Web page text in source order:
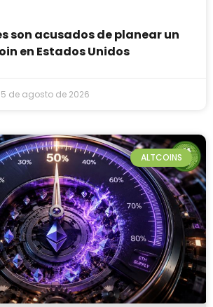
son acusados de planear un
en Estados Unidos
5 de agosto de 2026
ALTCOINS